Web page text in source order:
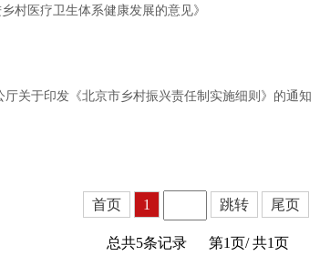
村医疗卫生体系健康发展的意见》
关于印发《北京市乡村振兴责任制实施细则》的通知
首页 1 跳转 尾页
总共5条记录 第1页/ 共1页